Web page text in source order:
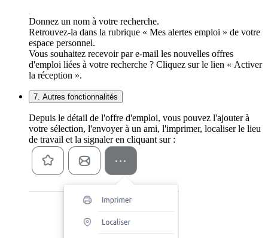
Donnez un nom à votre recherche.
Retrouvez-la dans la rubrique « Mes alertes emploi » de votre
espace personnel.
Vous souhaitez recevoir par e-mail les nouvelles offres
d'emploi liées à votre recherche ? Cliquez sur le lien « Activer
la réception ».
7. Autres fonctionnalités
Depuis le détail de l'offre d'emploi, vous pouvez l'ajouter à
votre sélection, l'envoyer à un ami, l'imprimer, localiser le lieu
de travail et la signaler en cliquant sur :